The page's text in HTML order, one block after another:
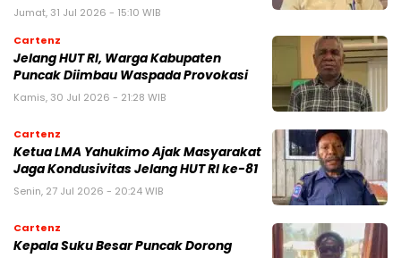
Jumat, 31 Jul 2026 - 15:10 WIB
Cartenz
Jelang HUT RI, Warga Kabupaten
Puncak Diimbau Waspada Provokasi
Kamis, 30 Jul 2026 - 21:28 WIB
Cartenz
Ketua LMA Yahukimo Ajak Masyarakat
Jaga Kondusivitas Jelang HUT RI ke-81
Senin, 27 Jul 2026 - 20:24 WIB
Cartenz
Kepala Suku Besar Puncak Dorong